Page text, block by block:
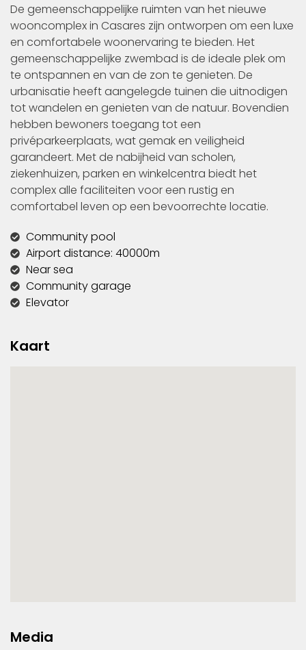
De gemeenschappelijke ruimten van het nieuwe
wooncomplex in Casares zijn ontworpen om een luxe
en comfortabele woonervaring te bieden. Het
gemeenschappelijke zwembad is de ideale plek om
te ontspannen en van de zon te genieten. De
urbanisatie heeft aangelegde tuinen die uitnodigen
tot wandelen en genieten van de natuur. Bovendien
hebben bewoners toegang tot een
privéparkeerplaats, wat gemak en veiligheid
garandeert. Met de nabijheid van scholen,
ziekenhuizen, parken en winkelcentra biedt het
complex alle faciliteiten voor een rustig en
comfortabel leven op een bevoorrechte locatie.
Community pool
Airport distance: 40000m
Near sea
Community garage
Elevator
Kaart
Media